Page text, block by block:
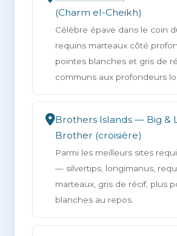
(Charm el-Cheikh)
Célèbre épave dans le coin
requins marteaux côté
pointes blanches et gris de
communs aux profondeurs
Brothers Islands — Big &
Brother (croisière)
Parmi les meilleurs sites
— silvertips, longimanus,
marteaux, gris de récif, plus
blanches au repos.